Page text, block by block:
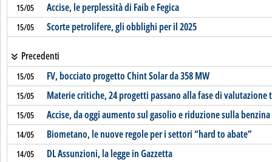
15/05 Accise, le perplessità di Faib e Fegica
15/05 Scorte petrolifere, gli obblighi per il 2025
Precedenti
15/05 FV, bocciato progetto Chint Solar da 358 MW
15/05 Materie critiche, 24 progetti passano alla fase di valutazione
15/05 Accise, da oggi aumento sul gasolio e riduzione sulla benzina
14/05 Biometano, le nuove regole per i settori “hard to abate”
14/05 DL Assunzioni, la legge in Gazzetta